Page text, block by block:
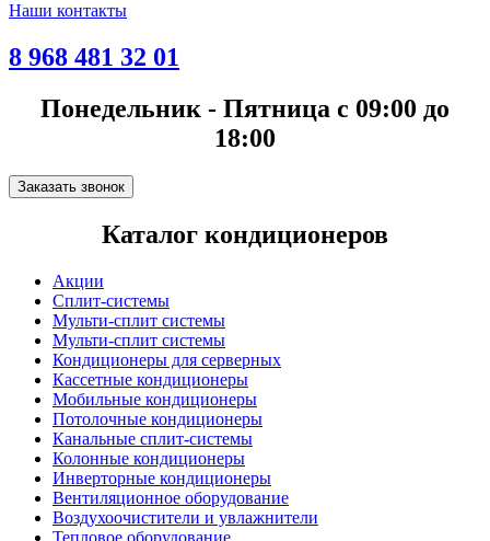
Наши контакты
8 968 481 32 01
Понедельник - Пятница с 09:00 до
18:00
Заказать звонок
Каталог кондиционеров
Акции
Сплит-системы
Мульти-сплит системы
Мульти-сплит системы
Кондиционеры для серверных
Кассетные кондиционеры
Мобильные кондиционеры
Потолочные кондиционеры
Канальные сплит-системы
Колонные кондиционеры
Инверторные кондиционеры
Вентиляционное оборудование
Воздухоочистители и увлажнители
Тепловое оборудование